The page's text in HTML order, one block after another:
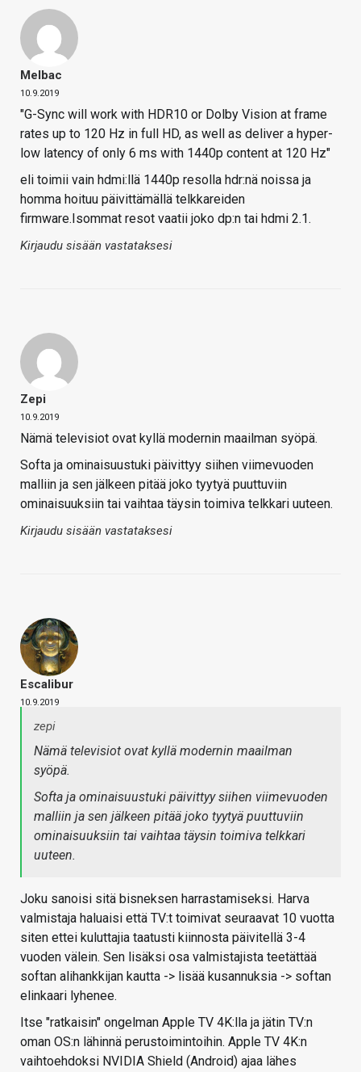
Melbac
10.9.2019
"G-Sync will work with HDR10 or Dolby Vision at frame
rates up to 120 Hz in full HD, as well as deliver a hyper-
low latency of only 6 ms with 1440p content at 120 Hz"
eli toimii vain hdmi:llä 1440p resolla hdr:nä noissa ja
homma hoituu päivittämällä telkkareiden
firmware.Isommat resot vaatii joko dp:n tai hdmi 2.1.
Kirjaudu sisään vastataksesi
Zepi
10.9.2019
Nämä televisiot ovat kyllä modernin maailman syöpä.
Softa ja ominaisuustuki päivittyy siihen viimevuoden
malliin ja sen jälkeen pitää joko tyytyä puuttuviin
ominaisuuksiin tai vaihtaa täysin toimiva telkkari uuteen.
Kirjaudu sisään vastataksesi
Escalibur
10.9.2019
zepi
Nämä televisiot ovat kyllä modernin maailman
syöpä.
Softa ja ominaisuustuki päivittyy siihen viimevuoden
malliin ja sen jälkeen pitää joko tyytyä puuttuviin
ominaisuuksiin tai vaihtaa täysin toimiva telkkari
uuteen.
Joku sanoisi sitä bisneksen harrastamiseksi. Harva
valmistaja haluaisi että TV:t toimivat seuraavat 10 vuotta
siten ettei kuluttajia taatusti kiinnosta päivitellä 3-4
vuoden välein. Sen lisäksi osa valmistajista teetättää
softan alihankkijan kautta -> lisää kusannuksia -> softan
elinkaari lyhenee.
Itse "ratkaisin" ongelman Apple TV 4K:lla ja jätin TV:n
oman OS:n lähinnä perustoimintoihin. Apple TV 4K:n
vaihtoehdoksi NVIDIA Shield (Android) ajaa lähes